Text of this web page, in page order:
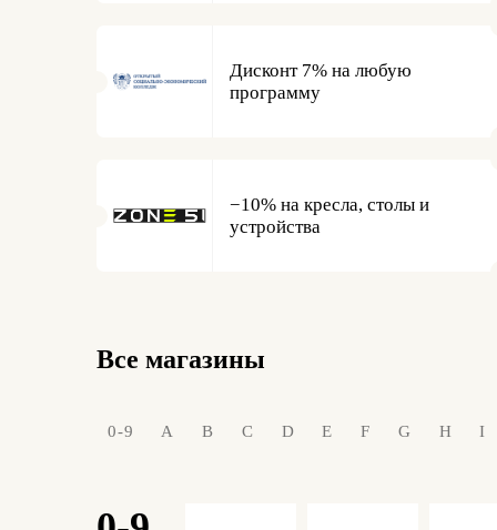
Дисконт 7% на любую
программу
−10% на кресла, столы и
устройства
Все магазины
0-9 A B C D E F G H I